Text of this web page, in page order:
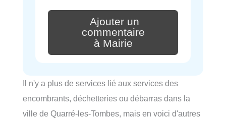
Ajouter un
commentaire
à Mairie
Il n'y a plus de services lié aux services des
encombrants, déchetteries ou débarras dans la
ville de Quarré-les-Tombes, mais en voici d'autres